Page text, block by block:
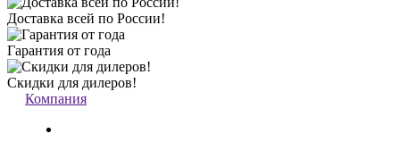
Доставка всей по России!
Гарантия от года
Скидки для дилеров!
Компания